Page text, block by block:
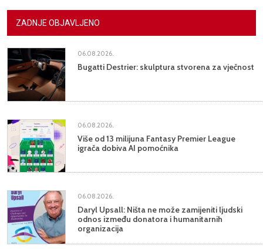
ZADNJE OBJAVLJENO
06.08.2026.
Bugatti Destrier: skulptura stvorena za vječnost
06.08.2026.
Više od 13 milijuna Fantasy Premier League
igrača dobiva AI pomoćnika
06.08.2026.
Daryl Upsall: Ništa ne može zamijeniti ljudski
odnos između donatora i humanitarnih
organizacija